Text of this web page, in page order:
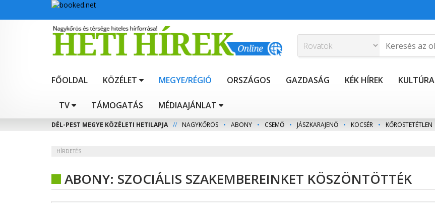
FŐOLDAL KÖZÉLET MEGYE/RÉGIÓ ORSZÁGOS GAZDASÁG KÉK HÍREK KULTÚRA
TV TÁMOGATÁS MÉDIAAJÁNLAT
DÉL-PEST MEGYE KÖZÉLETI HETILAPJA // NAGYKŐRÖS • ABONY • CSEMŐ • JÁSZKARAJENŐ • KOCSÉR • KŐRÖSTETÉTLEN
HÍRDETÉS
ABONY: SZOCIÁLIS SZAKEMBEREINKET KÖSZÖNTÖTTÉK